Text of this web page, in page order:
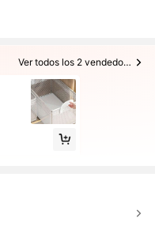
Ver todos los 2 vendedores